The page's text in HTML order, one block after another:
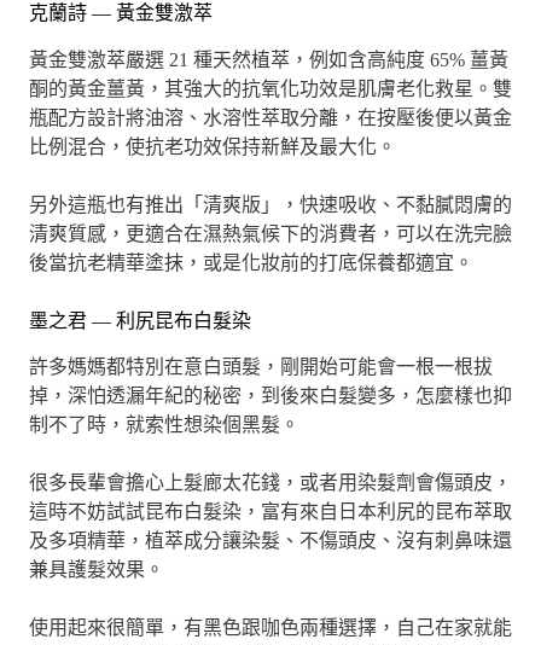
克蘭詩 — 黃金雙激萃
黃金雙激萃嚴選 21 種天然植萃，例如含高純度 65% 薑黃
酮的黃金薑黃，其強大的抗氧化功效是肌膚老化救星。雙
瓶配方設計將油溶、水溶性萃取分離，在按壓後便以黃金
比例混合，使抗老功效保持新鮮及最大化。
另外這瓶也有推出「清爽版」，快速吸收、不黏膩悶膚的
清爽質感，更適合在濕熱氣候下的消費者，可以在洗完臉
後當抗老精華塗抹，或是化妝前的打底保養都適宜。
墨之君 — 利尻昆布白髮染
許多媽媽都特別在意白頭髮，剛開始可能會一根一根拔
掉，深怕透漏年紀的秘密，到後來白髮變多，怎麼樣也抑
制不了時，就索性想染個黑髮。
很多長輩會擔心上髮廊太花錢，或者用染髮劑會傷頭皮，
這時不妨試試昆布白髮染，富有來自日本利尻的昆布萃取
及多項精華，植萃成分讓染髮、不傷頭皮、沒有刺鼻味還
兼具護髮效果。
使用起來很簡單，有黑色跟咖色兩種選擇，自己在家就能